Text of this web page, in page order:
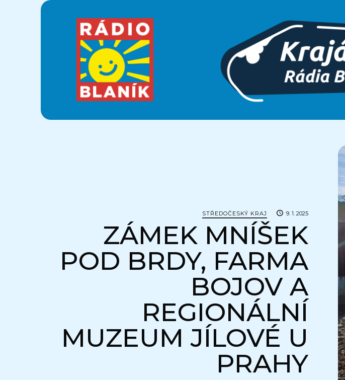
Krajánek
Rádia
BLANÍK
STŘEDOČESKÝ KRAJ 9. 1. 2025
ZÁMEK MNÍŠEK
POD BRDY, FARMA
BOJOV A
REGIONÁLNÍ
MUZEUM JÍLOVÉ U
PRAHY